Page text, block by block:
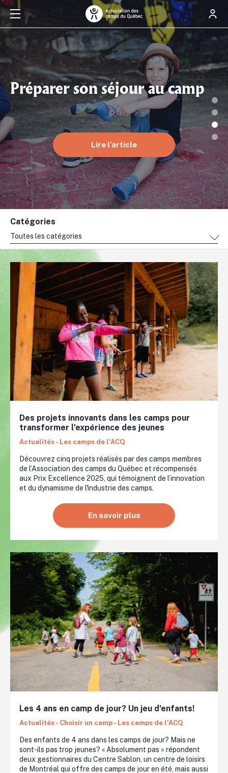
Préparer son séjour au camp
Lire l'article
Catégories
Toutes les catégories
Des projets innovants dans les camps pour
transformer l’expérience des jeunes
Actualités - Les camps de l'ACQ
Découvrez cinq projets réalisés par des camps membres
de l’Association des camps du Québec et récompensés
aux Prix Excellence 2025, qui témoignent de l’innovation
et du dynamisme de l'industrie des camps.
En savoir plus
Les 4 ans en camp de jour? Un jeu d'enfants!
Actualités - Choisir un camp - Les camps de l'ACQ
Des enfants de 4 ans dans les camps de jour? Mais ne
sont-ils pas trop jeunes? « Absolument pas » répondent
deux gestionnaires du Centre Sablon, un centre de loisirs
de Montréal qui offre des camps de jour en été, mais aussi